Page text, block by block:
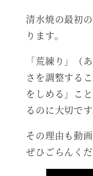
清水焼の最初
ります。
「荒練り」（
さを調整する
をしめる」こ
るのに大切です
その理由も動
ぜひごらんくだ